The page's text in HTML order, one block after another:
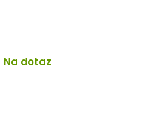
Na dotaz